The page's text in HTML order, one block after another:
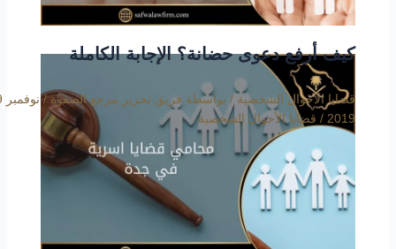
كيف أرفع دعوى حضانة؟ الإجابة الكاملة
قضايا الأحوال الشخصية / بواسطة فريق تحرير مرجع الصفوة/
2019
/ قضايا الأحوال الشخصية